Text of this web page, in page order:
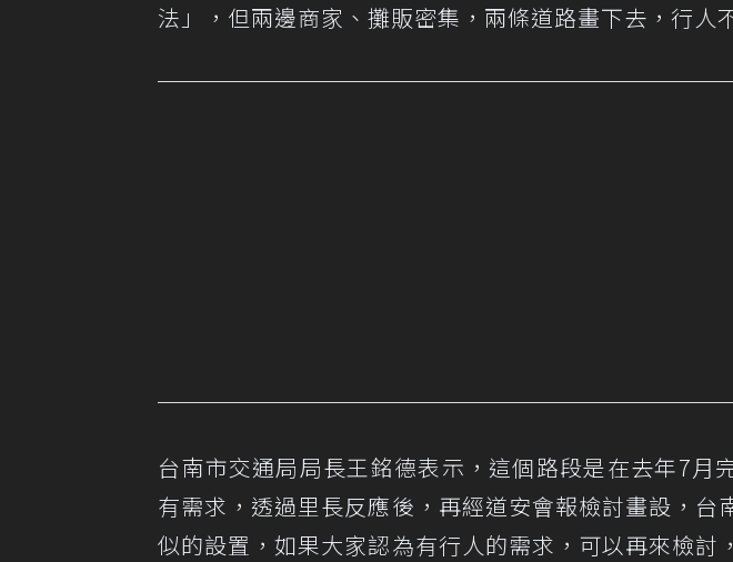
法」，但兩邊商家、攤販密集，兩條道路畫下去，行人
台南市交通局局長王銘德表示，這個路段是在去年7月
有需求，透過里長反應後，再經道安會報檢討畫設，台
似的設置，如果大家認為有行人的需求，可以再來檢討